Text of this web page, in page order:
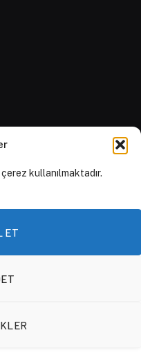
kullanılmaktadır.
ET